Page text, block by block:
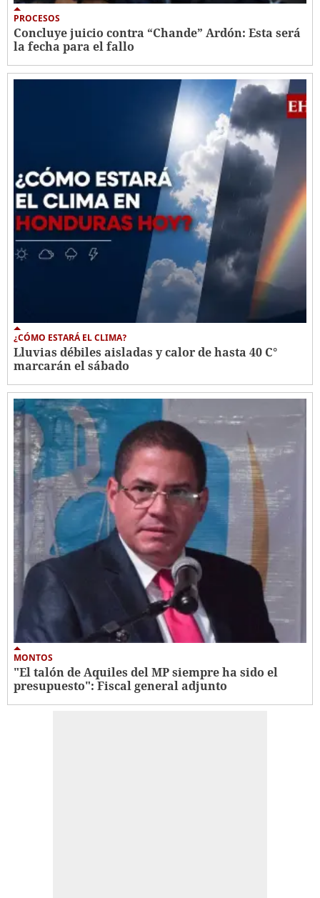
PROCESOS
Concluye juicio contra “Chande” Ardón: Esta será
la fecha para el fallo
¿CÓMO ESTARÁ EL CLIMA?
Lluvias débiles aisladas y calor de hasta 40 C°
marcarán el sábado
MONTOS
"El talón de Aquiles del MP siempre ha sido el
presupuesto": Fiscal general adjunto